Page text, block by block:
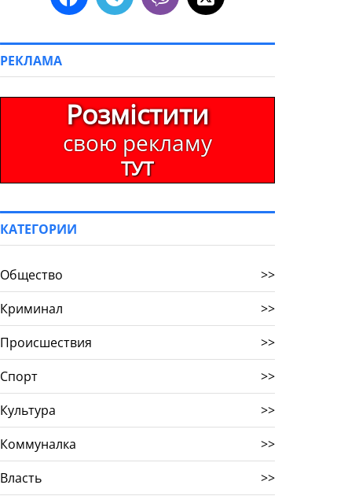
РЕКЛАМА
Розмістити
свою рекламу
ТУТ
КАТЕГОРИИ
Общество
>>
Криминал
>>
Происшествия
>>
Спорт
>>
Культура
>>
Коммуналка
>>
Власть
>>